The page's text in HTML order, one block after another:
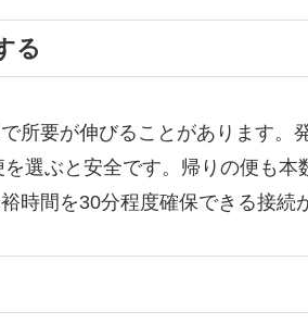
る
所要が伸びることがあります。
選ぶと安全です。帰りの便も本
時間を30分程度確保できる接続